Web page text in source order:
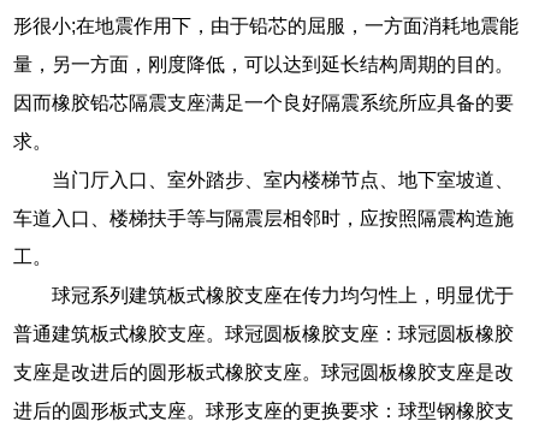
形很小;在地震作用下，由于铅芯的屈服，一方面消耗地震能
量，另一方面，刚度降低，可以达到延长结构周期的目的。
因而橡胶铅芯隔震支座满足一个良好隔震系统所应具备的要
求。
当门厅入口、室外踏步、室内楼梯节点、地下室坡道、
车道入口、楼梯扶手等与隔震层相邻时，应按照隔震构造施
工。
球冠系列建筑板式橡胶支座在传力均匀性上，明显优于
普通建筑板式橡胶支座。球冠圆板橡胶支座：球冠圆板橡胶
支座是改进后的圆形板式橡胶支座。球冠圆板橡胶支座是改
进后的圆形板式支座。球形支座的更换要求：球型钢橡胶支